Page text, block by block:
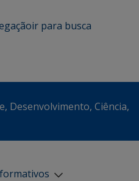
ir para busca
Desenvolvimento, Ciência,